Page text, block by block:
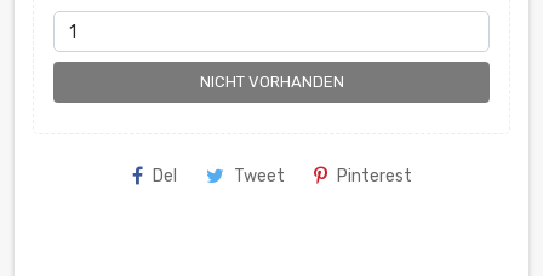
NICHT VORHANDEN
Del Tweet Pinterest